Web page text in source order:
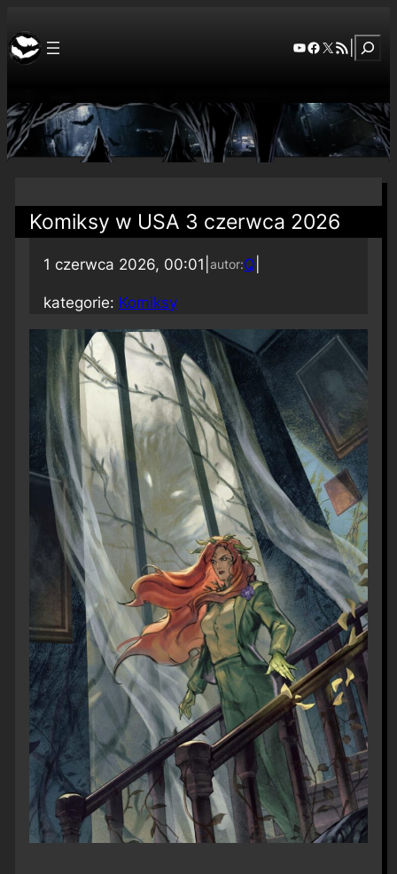
YouTube
Facebook
X RSS Feed
Komiksy w USA 3 czerwca 2026
1 czerwca 2026, 00:01 autor:Q
kategorie: Komiksy